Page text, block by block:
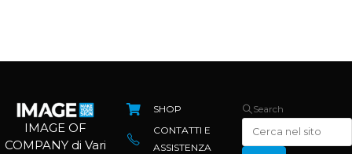
IMAGE OF
COMPANY di Vari
SHOP
CONTATTI E
ASSISTENZA
Search